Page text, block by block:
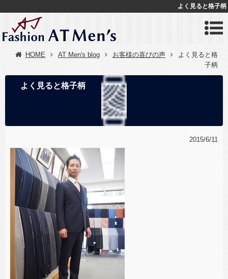
よく見ると格子柄
HOME AT Men's blog お客様の喜びの声
よく見ると格
子柄
よく見ると格子柄
2015/6/11